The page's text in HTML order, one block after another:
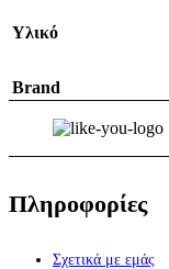
Υλικό
Brand
Πληροφορίες
Σχετικά με εμάς